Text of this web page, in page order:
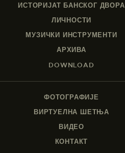
ИСТОРИЈАТ БАНСКОГ ДВОРА
ЛИЧНОСТИ
МУЗИЧКИ ИНСТРУМЕНТИ
АРХИВА
DOWNLOAD
ФОТОГРАФИЈЕ
ВИРТУЕЛНА ШЕТЊА
ВИДЕО
КОНТАКТ